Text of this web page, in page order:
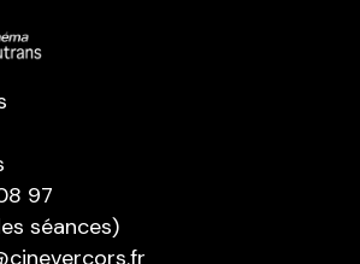
97
séances)